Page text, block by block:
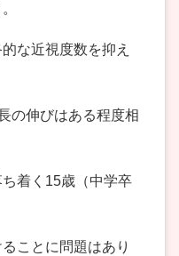
な近視度数を抑え
の伸びはある程度相
着く15歳（中学卒
ことに問題はあり